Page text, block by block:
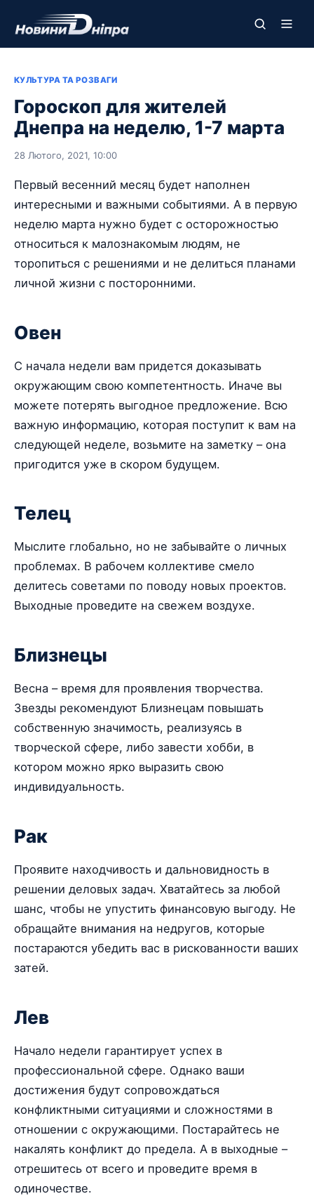
КУЛЬТУРА ТА РОЗВАГИ
Гороскоп для жителей
Днепра на неделю, 1-7 марта
28 Лютого, 2021, 10:00
Первый весенний месяц будет наполнен
интересными и важными событиями. А в первую
неделю марта нужно будет с осторожностью
относиться к малознакомым людям, не
торопиться с решениями и не делиться планами
личной жизни с посторонними.
Овен
С начала недели вам придется доказывать
окружающим свою компетентность. Иначе вы
можете потерять выгодное предложение. Всю
важную информацию, которая поступит к вам на
следующей неделе, возьмите на заметку – она
пригодится уже в скором будущем.
Телец
Мыслите глобально, но не забывайте о личных
проблемах. В рабочем коллективе смело
делитесь советами по поводу новых проектов.
Выходные проведите на свежем воздухе.
Близнецы
Весна – время для проявления творчества.
Звезды рекомендуют Близнецам повышать
собственную значимость, реализуясь в
творческой сфере, либо завести хобби, в
котором можно ярко выразить свою
индивидуальность.
Рак
Проявите находчивость и дальновидность в
решении деловых задач. Хватайтесь за любой
шанс, чтобы не упустить финансовую выгоду. Не
обращайте внимания на недругов, которые
постараются убедить вас в рискованности ваших
затей.
Лев
Начало недели гарантирует успех в
профессиональной сфере. Однако ваши
достижения будут сопровождаться
конфликтными ситуациями и сложностями в
отношении с окружающими. Постарайтесь не
накалять конфликт до предела. А в выходные –
отрешитесь от всего и проведите время в
одиночестве.